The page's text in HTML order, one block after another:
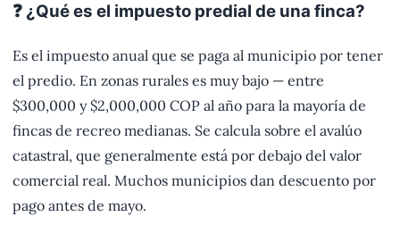
❓ ¿Qué es el impuesto predial de una finca?
Es el impuesto anual que se paga al municipio por tener
el predio. En zonas rurales es muy bajo — entre
$300,000 y $2,000,000 COP al año para la mayoría de
fincas de recreo medianas. Se calcula sobre el avalúo
catastral, que generalmente está por debajo del valor
comercial real. Muchos municipios dan descuento por
pago antes de mayo.